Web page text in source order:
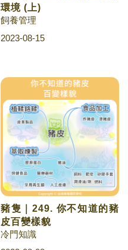
環境 (上)
飼養管理
2023-08-15
豬隻｜249. 你不知道的豬
皮百變樣貌
冷門知識